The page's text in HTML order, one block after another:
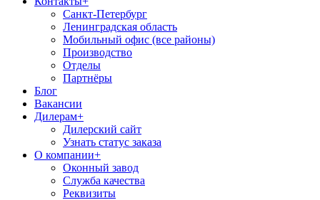
Санкт-Петербург
Ленинградская область
Мобильный офис (все районы)
Производство
Отделы
Партнёры
Блог
Вакансии
Дилерам+
Дилерский сайт
Узнать статус заказа
О компании+
Оконный завод
Служба качества
Реквизиты